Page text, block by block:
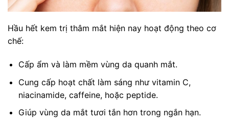
Hầu hết kem trị thâm mắt hiện nay hoạt động theo cơ
chế:
Cấp ẩm và làm mềm vùng da quanh mắt.
Cung cấp hoạt chất làm sáng như vitamin C,
niacinamide, caffeine, hoặc peptide.
Giúp vùng da mắt tươi tắn hơn trong ngắn hạn.